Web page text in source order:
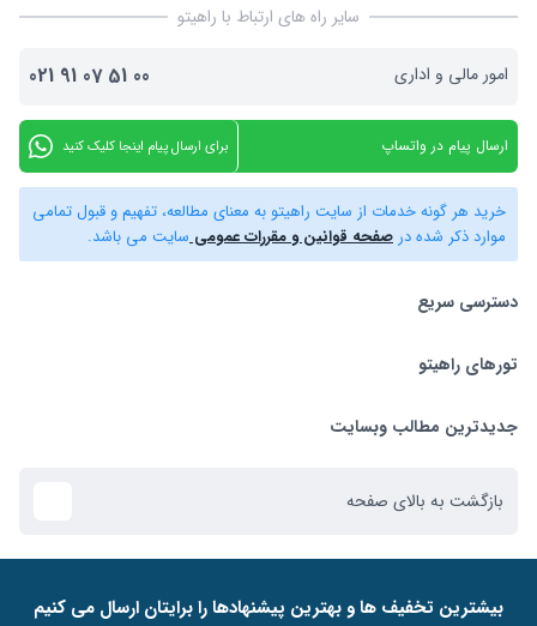
سایر راه های ارتباط با راهیتو
امور مالی و اداری 021 91 07 51 00
ارسال پیام در واتساپ برای ارسال پیام اینجا کلیک کنید
خرید هر گونه خدمات از سایت راهیتو به معنای مطالعه، تفهیم و قبول تمامی
موارد ذکر شده در صفحه قوانین و مقررات عمومیسایت می باشد.
دسترسی سریع
بلیط هواپیما
تورهای راهیتو
راهنمای استرداد بلیط
تورهای راهیتو
تور استانبول
تور کیش
تور ازمیر
جدیدترین مطالب وبسایت
بازگشت به بالای صفحه
ﺑﯿﺸﺘﺮﯾﻦ ﺗﺨﻔﯿﻒ ﻫﺎ و ﺑﻬﺘﺮﯾﻦ ﭘﯿﺸﻨﻬﺎدﻫﺎ را ﺑﺮاﯾﺘﺎن ارﺳﺎل ﻣﯽ ﮐﻨﯿﻢ